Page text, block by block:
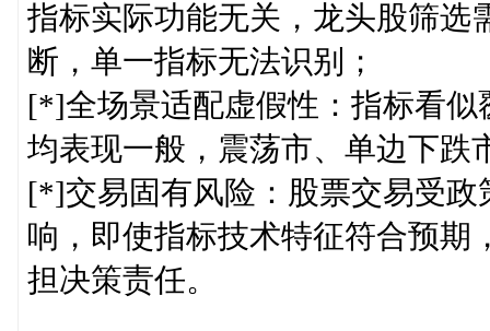
指标实际功能无关，龙头股筛选
断，单一指标无法识别；
[*]全场景适配虚假性：指标看
均表现一般，震荡市、单边下跌
[*]交易固有风险：股票交易受
响，即使指标技术特征符合预期
担决策责任。